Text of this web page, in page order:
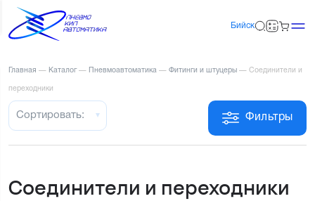
Бийск
Главная — Каталог — Пневмоавтоматика — Фитинги и штуцеры — Соединители и
переходники
Фильтры
Сортировать:
Соединители и переходники